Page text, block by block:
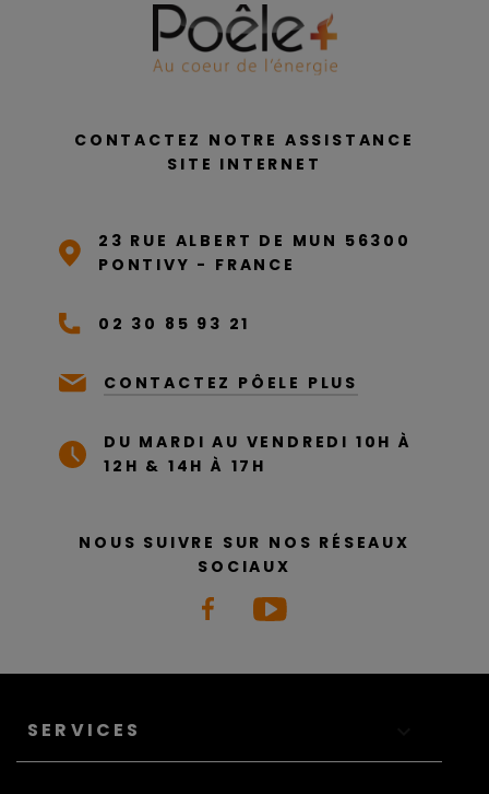
CONTACTEZ NOTRE ASSISTANCE
SITE INTERNET
23 RUE ALBERT DE MUN 56300
PONTIVY - FRANCE
02 30 85 93 21
CONTACTEZ PÔELE PLUS
DU MARDI AU VENDREDI 10H À
12H & 14H À 17H
NOUS SUIVRE SUR NOS RÉSEAUX
SOCIAUX
SERVICES